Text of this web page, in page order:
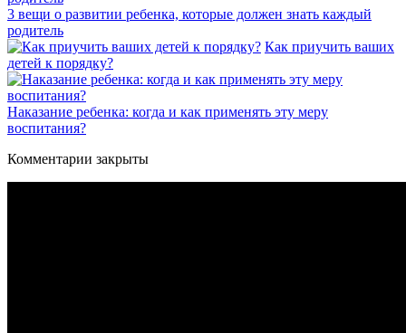
3 вещи о развитии ребенка, которые должен знать каждый
родитель
Как приучить ваших
детей к порядку?
Наказание ребенка: когда и как применять эту меру
воспитания?
Комментарии закрыты